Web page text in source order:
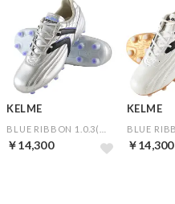
KELME
￥14,300
KELME
￥14,300